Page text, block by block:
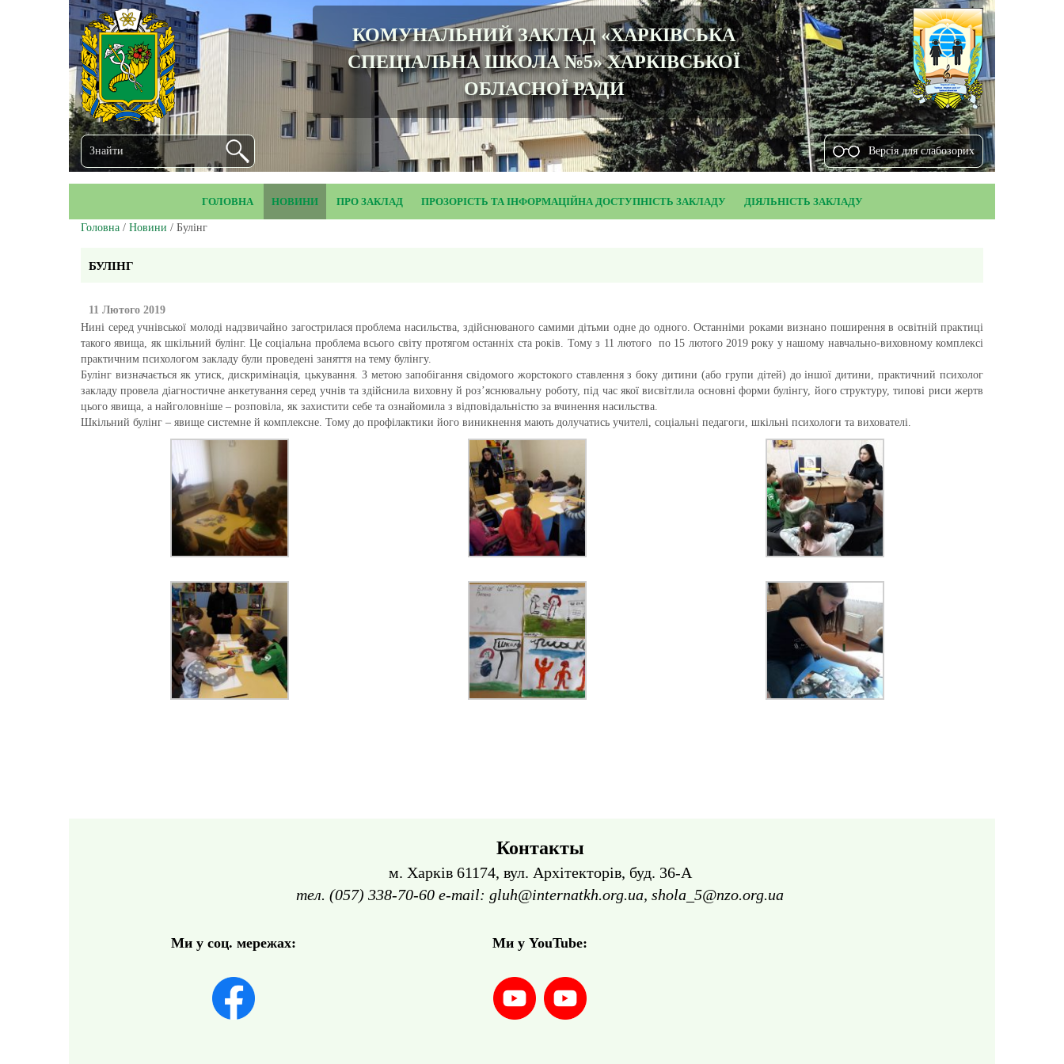
КОМУНАЛЬНИЙ ЗАКЛАД «ХАРКІВСЬКА
СПЕЦІАЛЬНА ШКОЛА №5» ХАРКІВСЬКОЇ
ОБЛАСНОЇ РАДИ
Версiя для слабозорих
ГОЛОВНА НОВИНИ ПРО ЗАКЛАД ПРОЗОРІСТЬ ТА ІНФОРМАЦІЙНА ДОСТУПНІСТЬ ЗАКЛАДУ ДІЯЛЬНІСТЬ ЗАКЛАДУ
Головна / Новини / Булінг
БУЛІНГ
11 Лютого 2019
Нині серед учнівської молоді надзвичайно загострилася проблема насильства, здійснюваного самими дітьми одне до одного. Останніми роками визнано поширення в освітній практиці
такого явища, як шкільний булінг. Це соціальна проблема всього світу протягом останніх ста років. Тому з 11 лютого по 15 лютого 2019 року у нашому навчально-виховному комплексі
практичним психологом закладу були проведені заняття на тему булінгу.
Булінг визначається як утиск, дискримінація, цькування. З метою запобігання свідомого жорстокого ставлення з боку дитини (або групи дітей) до іншої дитини, практичний психолог
закладу провела діагностичне анкетування серед учнів та здійснила виховну й роз’яснювальну роботу, під час якої висвітлила основні форми булінгу, його структуру, типові риси жертв
цього явища, а найголовніше – розповіла, як захистити себе та ознайомила з відповідальністю за вчинення насильства.
Шкільний булінг – явище системне й комплексне. Тому до профілактики його виникнення мають долучатись учителі, соціальні педагоги, шкільні психологи та вихователі.
Контакты
м. Харків 61174, вул. Архітекторів, буд. 36-А
тел. (057) 338-70-60 e-mail: gluh@internatkh.org.ua, shola_5@nzo.org.ua
Ми у соц. мережах: Ми у YouTube: